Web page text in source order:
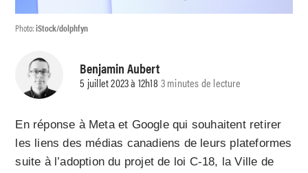
Photo:iStock/dolphfyn
Benjamin Aubert
5 juillet 2023 à 12h18 3 minutes de lecture
En réponse à Meta et Google qui souhaitent retirer
les liens des médias canadiens de leurs plateformes
suite à l’adoption du projet de loi C-18, la Ville de